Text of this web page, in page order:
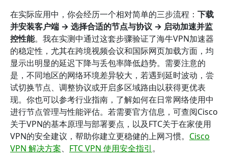
在实际应用中，你会经历一个相对简单的三步流程： 下载
并安装客户端 → 选择合适的节点与协议 → 启动加速并监
控性能。我在实测中通过这套步骤验证了海牛VPN加速器
的稳定性，尤其在跨境视频会议和国际网页加载方面，均
显示出明显的延迟下降与丢包率降低趋势。需要注意的
是，不同地区的网络环境差异较大，若遇到延时波动，尝
试切换节点、调整协议或开启多区域路由以获得更优表
现。你也可以参考行业指南，了解如何在日常网络使用中
进行节点管理与性能评估。若需要官方信息，可查阅Cisco
关于VPN的基本原理与部署要点，以及FTC关于在家使用
VPN的安全建议，帮助你建立更稳健的上网习惯。 Cisco
VPN 解决方案、 FTC VPN 使用安全指引。